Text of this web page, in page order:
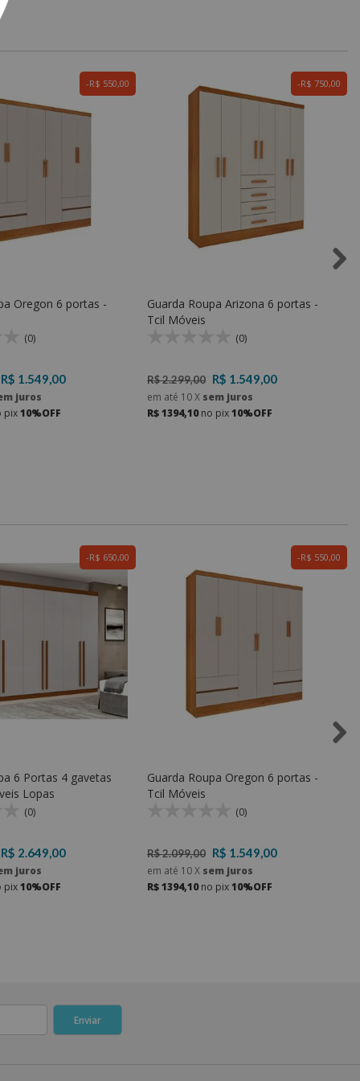
R$ 550,00
Oregon 6 portas -
(0)
R$ 1.549,00
juros
pix10%OFF
R$ 750,00
Guarda Roupa Arizona 6 portas -
Tcil Móveis
(0)
R$ 2.299,00 R$ 1.549,00
em até 10X sem juros
R$ 1394,10no pix10%OFF
R$ 650,00
6 Portas 4 gavetas
Lopas
(0)
R$ 2.649,00
juros
pix10%OFF
R$ 550,00
Guarda Roupa Oregon 6 portas -
Tcil Móveis
(0)
R$ 2.099,00 R$ 1.549,00
em até 10X sem juros
R$ 1394,10no pix10%OFF